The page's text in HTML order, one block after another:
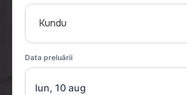
Kundu
Data preluării
lun, 10 aug